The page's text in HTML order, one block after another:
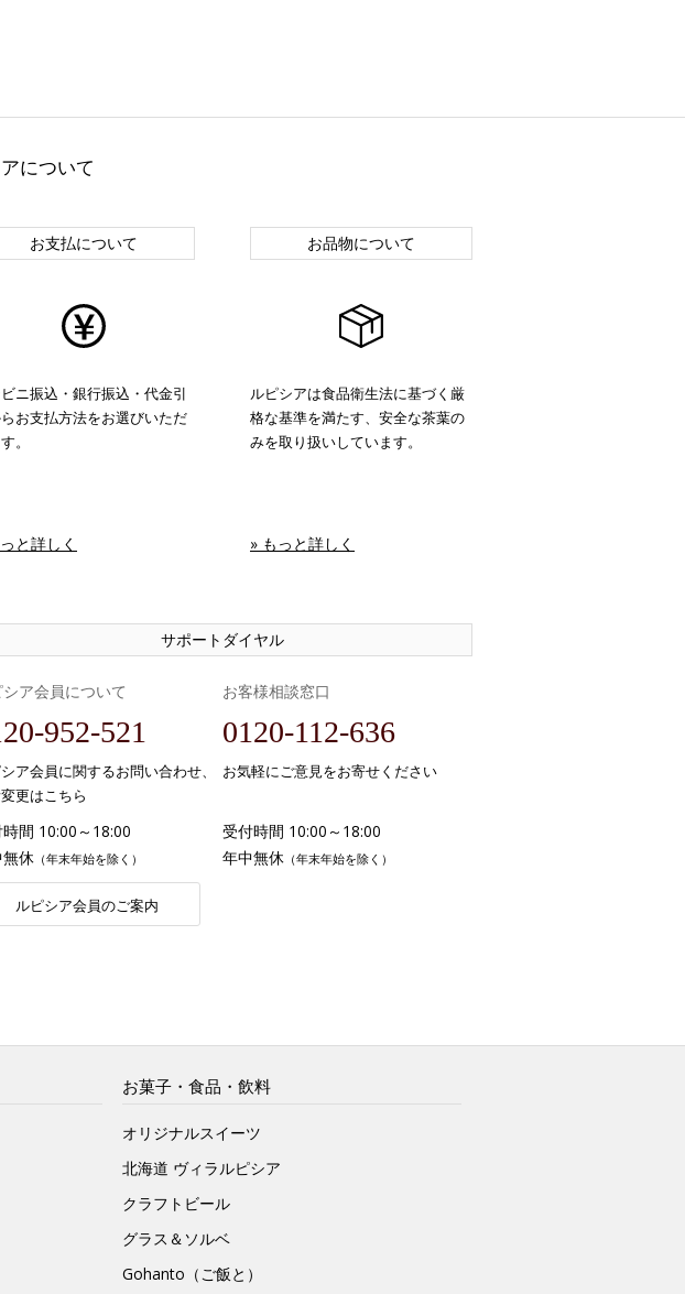
について
お支払について
ニ振込・銀行振込・代金引
お支払方法をお選びいただ
。
と詳しく
お品物について
ルピシアは食品衛生法に基づく厳
格な基準を満たす、安全な茶葉の
みを取り扱いしています。
» もっと詳しく
サポートダイヤル
ア会員について
952-521
ア会員に関するお問い合わせ、
更はこちら
間 10:00～18:00
休 （年末年始を除く）
ルピシア会員のご案内
お客様相談窓口
0120-112-636
お気軽にご意見をお寄せください
受付時間 10:00～18:00
年中無休 （年末年始を除く）
お菓子・食品・飲料
オリジナルスイーツ
北海道 ヴィラルピシア
クラフトビール
グラス＆ソルベ
Gohanto（ご飯と）